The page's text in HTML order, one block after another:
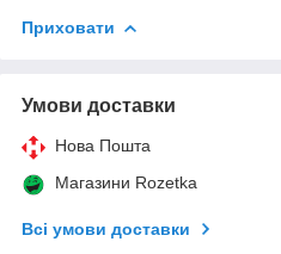
Приховати
Умови доставки
Нова Пошта
Магазини Rozetka
Всі умови доставки